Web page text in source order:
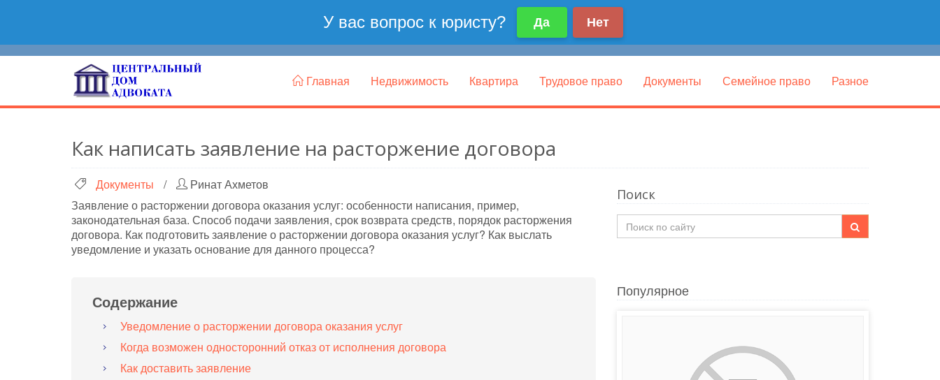
Главная Недвижимость Квартира Трудовое право Документы Семейное право Разное
Как написать заявление на расторжение договора
Документы /
Ринат Ахметов
Заявление о расторжении договора оказания услуг: особенности написания, пример,
законодательная база. Способ подачи заявления, срок возврата средств, порядок расторжения
договора. Как подготовить заявление о расторжении договора оказания услуг? Как выслать
уведомление и указать основание для данного процесса?
Содержание
Уведомление о расторжении договора оказания услуг
Когда возможен односторонний отказ от исполнения договора
Как доставить заявление
Поиск
Популярное